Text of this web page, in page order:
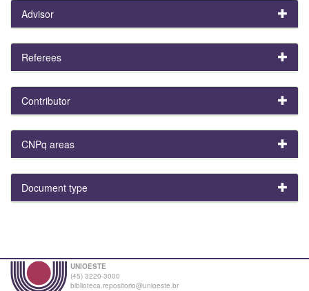
Advisor
Referees
Contributor
CNPq areas
Document type
UNIOESTE
(45) 3220-3000
biblioteca.repositorio@unioeste.br